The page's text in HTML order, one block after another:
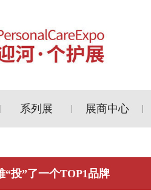
系列展 展商中心
“投”了一个TOP1品牌